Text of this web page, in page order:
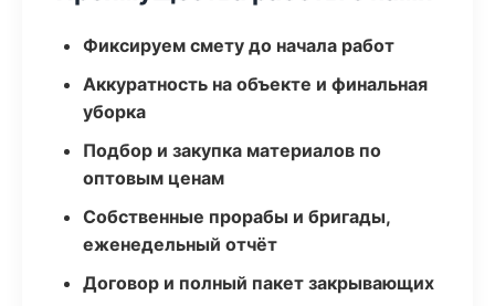
Фиксируем смету до начала работ
Аккуратность на объекте и финальная
уборка
Подбор и закупка материалов по
оптовым ценам
Собственные прорабы и бригады,
еженедельный отчёт
Договор и полный пакет закрывающих